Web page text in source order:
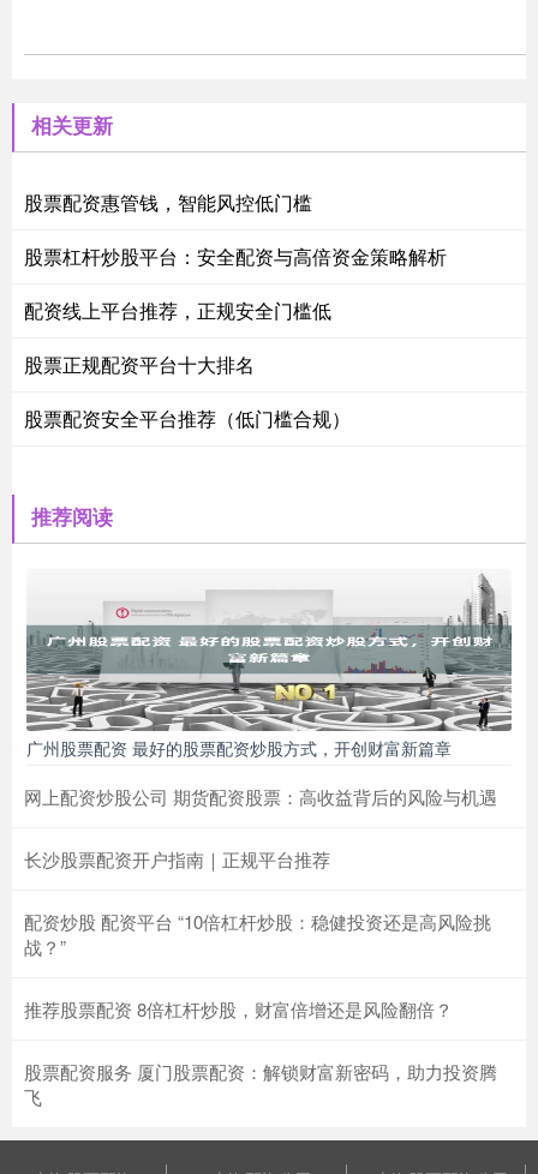
相关更新
股票配资惠管钱，智能风控低门槛
股票杠杆炒股平台：安全配资与高倍资金策略解析
配资线上平台推荐，正规安全门槛低
股票正规配资平台十大排名
股票配资安全平台推荐（低门槛合规）
推荐阅读
广州股票配资 最好的股票配资炒股方式，开创财富新篇章
网上配资炒股公司 期货配资股票：高收益背后的风险与机遇
长沙股票配资开户指南｜正规平台推荐
配资炒股 配资平台 “10倍杠杆炒股：稳健投资还是高风险挑
战？”
推荐股票配资 8倍杠杆炒股，财富倍增还是风险翻倍？
股票配资服务 厦门股票配资：解锁财富新密码，助力投资腾
飞